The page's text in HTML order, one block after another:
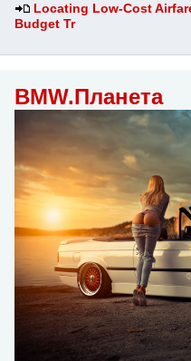
Locating Low-Cost
Budget Tr
BMW.Планета